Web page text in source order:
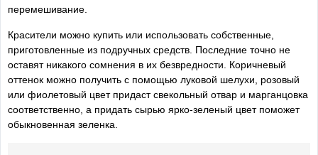
перемешивание.
Красители можно купить или использовать собственные,
приготовленные из подручных средств. Последние точно не
оставят никакого сомнения в их безвредности. Коричневый
оттенок можно получить с помощью луковой шелухи, розовый
или фиолетовый цвет придаст свекольный отвар и марганцовка
соответственно, а придать сырью ярко-зеленый цвет поможет
обыкновенная зеленка.